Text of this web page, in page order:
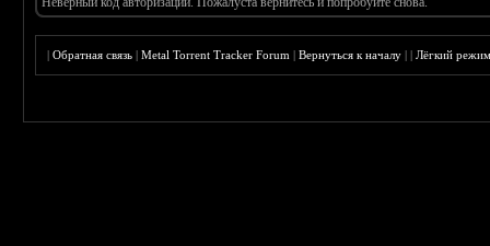
|Обратная связь |Metal Torrent Tracker Forum |Вернуться к началу ||Лёгкий